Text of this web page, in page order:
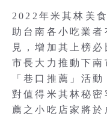
2022年米其林美
助台南各小吃業
見，增加其上榜
市長大力推動下南
「巷口推薦」活
對值得米其林秘
薦之小吃店家將於